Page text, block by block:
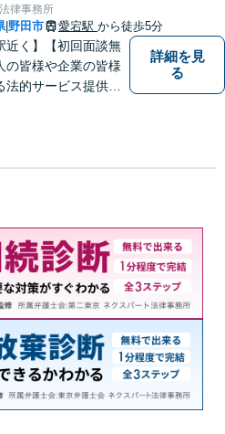
律事務所
| 野田市 愛宕駅 から徒歩5分
近く】【初回面談無
の皆様や企業の皆様
法的サービス提供に
幅広く対応します。
ご相談ください。
詳細を見
る